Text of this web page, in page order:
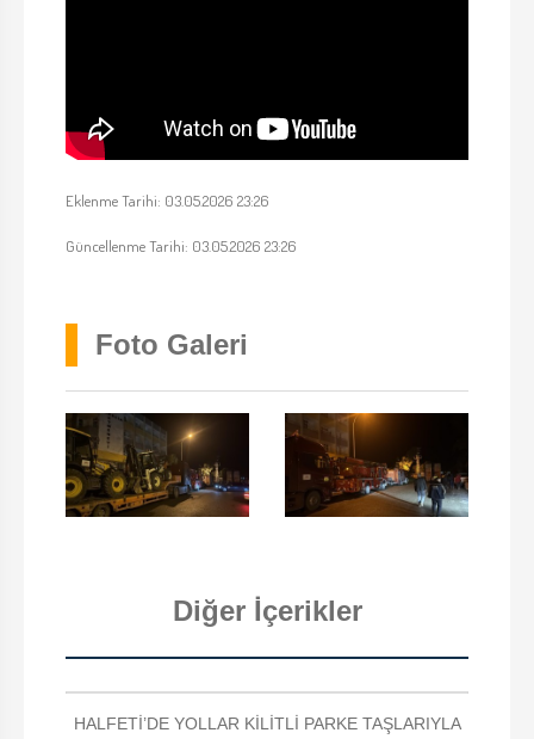
Eklenme Tarihi: 03.05.2026 23:26
Güncellenme Tarihi: 03.05.2026 23:26
Foto Galeri
Diğer İçerikler
HALFETİ’DE YOLLAR KİLİTLİ PARKE TAŞLARIYLA